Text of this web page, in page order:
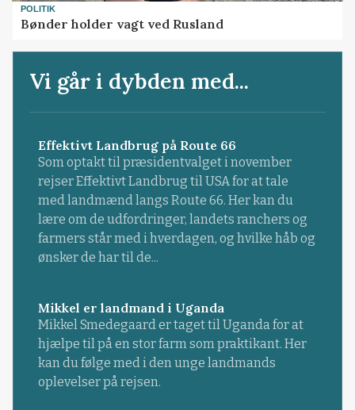
POLITIK
Bønder holder vagt ved Rusland
Vi går i dybden med...
Effektivt Landbrug på Route 66
Som optakt til præsidentvalget i november
rejser Effektivt Landbrug til USA for at tale
med landmænd langs Route 66. Her kan du
lære om de udfordringer, landets ranchers og
farmers står med i hverdagen, og hvilke håb og
ønsker de har til de...
Mikkel er landmand i Uganda
Mikkel Smedegaard er taget til Uganda for at
hjælpe til på en stor farm som praktikant. Her
kan du følge med i den unge landmands
oplevelser på rejsen.